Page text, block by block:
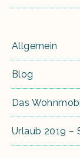
Allgemein
Blog
Das
Urlaub 2019 –